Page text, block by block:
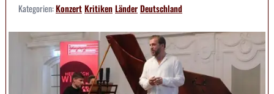
Kategorien:KonzertKritikenLänderDeutschland